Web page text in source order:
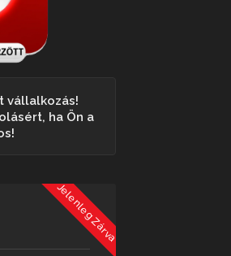
vállalkozás!
ha Ön a
Jelenleg Zárva